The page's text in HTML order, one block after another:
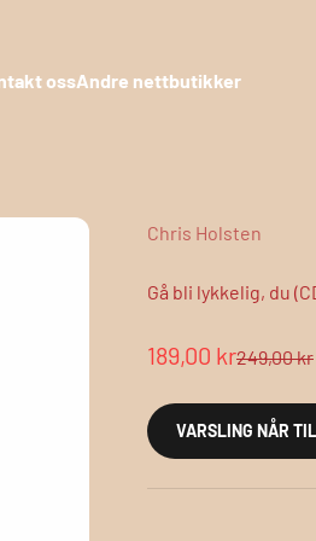
ossAndre nettbutikker
Chris Holsten
Gå bli lykkelig, du
Salgspris
189,00 kr249,00 kr
VARSLING NÅR